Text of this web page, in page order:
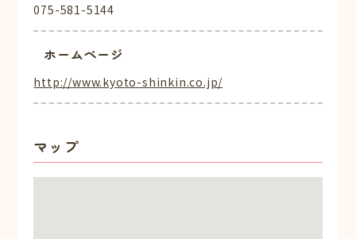
075-581-5144
ホームページ
http://www.kyoto-shinkin.co.jp/
マップ